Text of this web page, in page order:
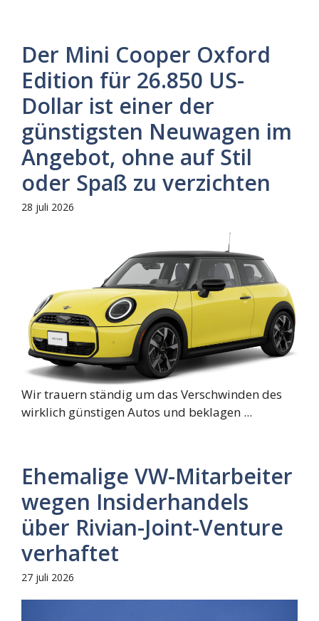
Der Mini Cooper Oxford
Edition für 26.850 US-
Dollar ist einer der
günstigsten Neuwagen im
Angebot, ohne auf Stil
oder Spaß zu verzichten
28 juli 2026
Wir trauern ständig um das Verschwinden des
wirklich günstigen Autos und beklagen ...
Ehemalige VW-Mitarbeiter
wegen Insiderhandels
über Rivian-Joint-Venture
verhaftet
27 juli 2026